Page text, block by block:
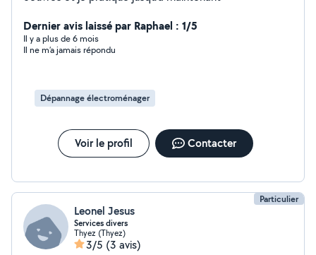
Dernier avis laissé par Raphael : 1/5
Il y a plus de 6 mois
Il ne m’a jamais répondu
Dépannage électroménager
Voir le profil Contacter
Particulier
Leonel Jesus
Services divers
Thyez (Thyez)
3/5 (3 avis)